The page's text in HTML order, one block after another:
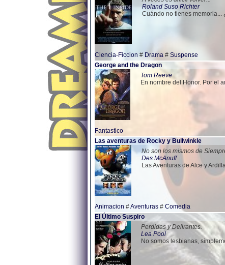
Roland Suso Richter
Cuándo no tienes
Ciencia-Ficcion # Drama # Suspense
George and the Dragon
Tom Reeve
En nombre del Honor. Por el
Fantastico
Las aventuras de Rocky y Bullwinkle
No son los mismos de
Des McAnuff
Las Aventuras de Alce y
Animacion #Aventuras # Comedia
El Último Suspiro
Perdidas y Delirantes.
Lea Pool
No somos lesbianas,